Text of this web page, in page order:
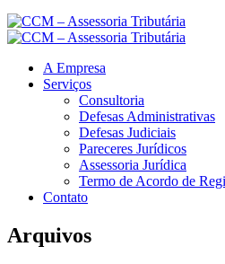
A Empresa
Serviços
Consultoria
Defesas Administrativas
Defesas Judiciais
Pareceres Jurídicos
Assessoria Jurídica
Termo de Acordo de
Contato
Arquivos